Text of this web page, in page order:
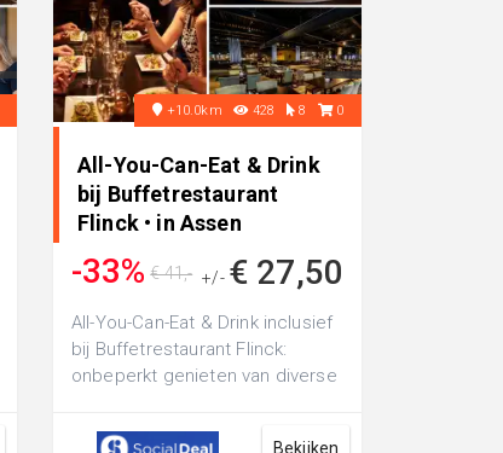
+10.0km 428 8 0
All-You-Can-Eat & Drink
bij Buffetrestaurant
Flinck • in Assen
-33% +/- € 27,50
€ 41,-
All-You-Can-Eat & Drink inclusief
bij Buffetrestaurant Flinck:
onbeperkt genieten van diverse
Bekijken